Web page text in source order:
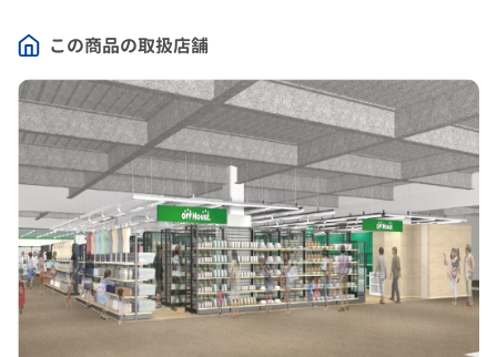
この商品の取扱店舗